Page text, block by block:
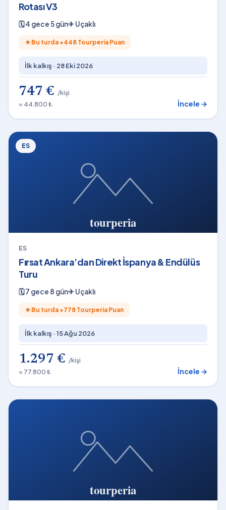
Rotası V3
🗓4 gece 5 gün✈Uçaklı
★ Bu turda +448 Tourperia Puan
İlk kalkış · 28 Eki 2026
747 € /kişi
≈ 44.800 ₺
İncele →
ES
ES
Fırsat Ankara’dan Direkt İspanya & Endülüs
Turu
🗓7 gece 8 gün✈Uçaklı
★ Bu turda +778 Tourperia Puan
İlk kalkış ·15 Ağu 2026
1.297 € /kişi
≈ 77.800 ₺
İncele →